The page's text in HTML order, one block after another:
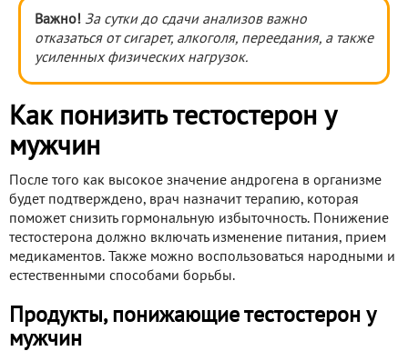
Важно! За сутки до сдачи анализов важно
отказаться от сигарет, алкоголя, переедания, а также
усиленных физических нагрузок.
Как понизить тестостерон у
мужчин
После того как высокое значение андрогена в организме
будет подтверждено, врач назначит терапию, которая
поможет снизить гормональную избыточность. Понижение
тестостерона должно включать изменение питания, прием
медикаментов. Также можно воспользоваться народными и
естественными способами борьбы.
Продукты, понижающие тестостерон у
мужчин